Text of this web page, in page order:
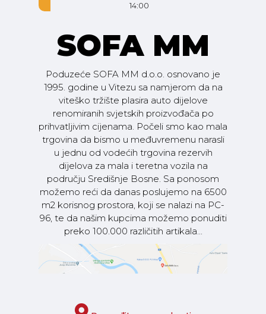
14:00
SOFA MM
Poduzeće SOFA MM d.o.o. osnovano je
1995. godine u Vitezu sa namjerom da na
viteško tržište plasira auto dijelove
renomiranih svjetskih proizvođača po
prihvatljivim cijenama. Počeli smo kao mala
trgovina da bismo u međuvremenu narasli
u jednu od vodećih trgovina rezervih
dijelova za mala i teretna vozila na
području Središnje Bosne. Sa ponosom
možemo reći da danas poslujemo na 6500
m2 korisnog prostora, koji se nalazi na PC-
96, te da našim kupcima možemo ponuditi
preko 100.000 različitih artikala...